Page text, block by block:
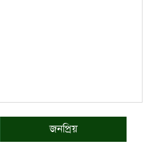
জনপ্রিয়